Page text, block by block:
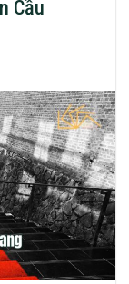
Cầu